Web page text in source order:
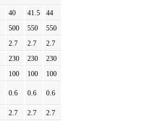
40 41.5
44
500 550
550
2.7 2.7
2.7
230 230
230
100 100
100
0.6 0.6 0.6
2.7 2.7 2.7